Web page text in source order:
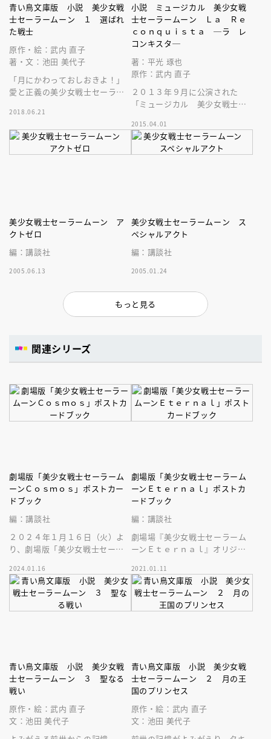
青い鳥文庫版 小説 美少女戦
士セーラームーン １ 選ばれ
た戦士
原作・絵：武内 直子
著・文：池田 美代子
「月にかわっておしおきよ！」
愛と正義の美少女戦士セーラー
て愛される大ヒット漫画を完全
ノベライズ！
2018.06.21
小説 ミュージカル 美少女戦
士セーラームーン Ｌａ Ｒｅ
ｃｏｎｑｕｉｓｔａ ─ラ レ
コンキスタ─
著：平光 琢也
原作：武内 直子
２０１３年９月に公演された
「ミュージカル 美少女戦士セ
ｎｑｕｉｓｔａ」の小説です。
2015.04.01
美少女戦士セーラームーン ア
クトゼロ
編：講談社
2005.06.13
美少女戦士セーラームーン ス
ペシャルアクト
編：講談社
2005.01.24
もっと見る
関連シリーズ
劇場版「美少女戦士セーラーム
ーンＣｏｓｍｏｓ」ポストカー
ドブック
編：講談社
２０２４年１月１６日（火）よ
り、劇場版「美少女戦士セーラ
ポストカードブックが発売中で
す！
2024.01.16
劇場版「美少女戦士セーラーム
ーンＥｔｅｒｎａｌ」ポストカ
ードブック
編：講談社
劇場場『美少女戦士セーラーム
ーンＥｔｅｒｎａｌ』オリジナ
ードが２０枚！１０戦士はもち
ろん名場面も
2021.01.11
青い鳥文庫版 小説 美少女戦
士セーラームーン ３ 聖なる
戦い
原作・絵：武内 直子
文：池田 美代子
青い鳥文庫版 小説 美少女戦
士セーラームーン ２ 月の王
国のプリンセス
原作・絵：武内 直子
文：池田 美代子